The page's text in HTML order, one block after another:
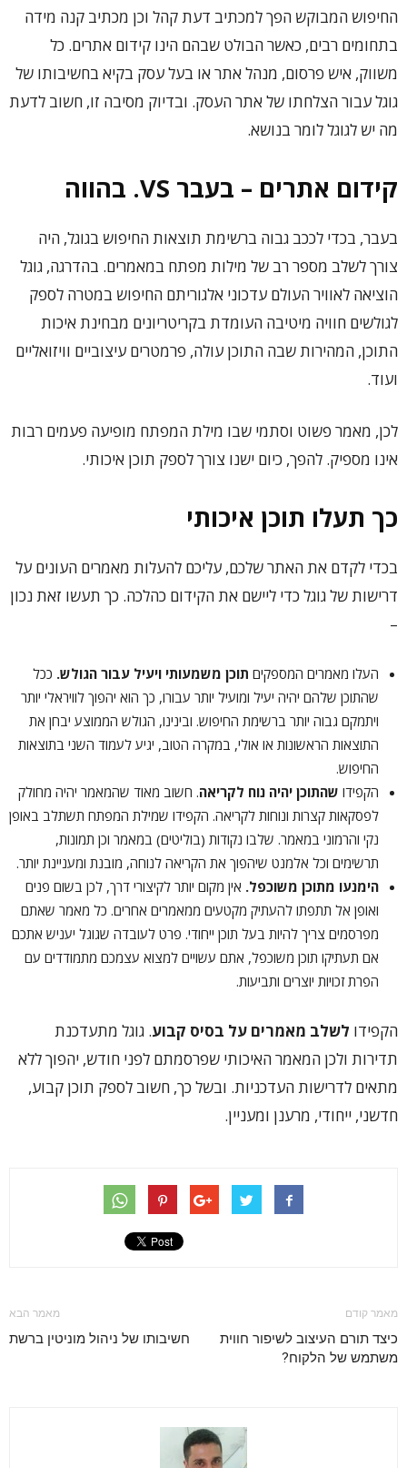
החיפוש המבוקש הפך למכתיב דעת קהל וכן מכתיב קנה מידה
בתחומים רבים, כאשר הבולט שבהם הינו קידום אתרים. כל
משווק, איש פרסום, מנהל אתר או בעל עסק בקיא בחשיבותו של
גוגל עבור הצלחתו של אתר העסק. ובדיוק מסיבה זו, חשוב לדעת
מה יש לגוגל לומר בנושא.
קידום אתרים – בעבר VS. בהווה
בעבר, בכדי לככב גבוה ברשימת תוצאות החיפוש בגוגל, היה
צורך לשלב מספר רב של מילות מפתח במאמרים. בהדרגה, גוגל
הוציאה לאוויר העולם עדכוני אלגוריתם החיפוש במטרה לספק
לגולשים חוויה מיטיבה העומדת בקריטריונים מבחינת איכות
התוכן, המהירות שבה התוכן עולה, פרמטרים עיצוביים וויזואליים
ועוד.
לכן, מאמר פשוט וסתמי שבו מילת המפתח מופיעה פעמים רבות
אינו מספיק. להפך, כיום ישנו צורך לספק תוכן איכותי.
כך תעלו תוכן איכותי
בכדי לקדם את האתר שלכם, עליכם להעלות מאמרים העונים על
דרישות של גוגל כדי ליישם את הקידום כהלכה. כך תעשו זאת נכון
–
העלו מאמרים המספקים תוכן משמעותי ויעיל עבור הגולש. ככל
שהתוכן שלהם יהיה יעיל ומועיל יותר עבורו, כך הוא יהפוך לוויראלי יותר
ויתמקם גבוה יותר ברשימת החיפוש. ובינינו, הגולש הממוצע יבחן את
התוצאות הראשונות או אולי, במקרה הטוב, יגיע לעמוד השני בתוצאות
החיפוש.
הקפידו שהתוכן יהיה נוח לקריאה. חשוב מאוד שהמאמר יהיה מחולק
לפסקאות קצרות ונוחות לקריאה. הקפידו שמילת המפתח תשתלב באופן
נקי והרמוני במאמר. שלבו נקודות (בוליטים) במאמר וכן תמונות,
תרשימים וכל אלמנט שיהפוך את הקריאה לנוחה, מובנת ומעניינת יותר.
הימנעו מתוכן משוכפל. אין מקום יותר לקיצורי דרך, לכן בשום פנים
ואופן אל תתפתו להעתיק מקטעים ממאמרים אחרים. כל מאמר שאתם
מפרסמים צריך להיות בעל תוכן ייחודי. פרט לעובדה שגוגל יעניש אתכם
אם תעתיקו תוכן משוכפל, אתם עשויים למצוא עצמכם מתמודדים עם
הפרת זכויות יוצרים ותביעות.
הקפידו לשלב מאמרים על בסיס קבוע. גוגל מתעדכנת
תדירות ולכן המאמר האיכותי שפרסמתם לפני חודש, יהפוך ללא
מתאים לדרישות העדכניות. ובשל כך, חשוב לספק תוכן קבוע,
חדשני, ייחודי, מרענן ומעניין.
מאמר קודם
כיצד תורם העיצוב לשיפור חווית
משתמש של הלקוח?
מאמר הבא
חשיבותו של ניהול מוניטין ברשת